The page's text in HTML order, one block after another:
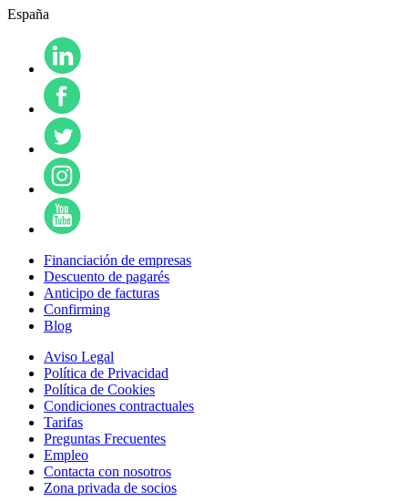
España
Financiación de empresas
Descuento de pagarés
Anticipo de facturas
Confirming
Blog
Aviso Legal
Política de Privacidad
Política de Cookies
Condiciones contractuales
Tarifas
Preguntas Frecuentes
Empleo
Contacta con nosotros
Zona privada de socios